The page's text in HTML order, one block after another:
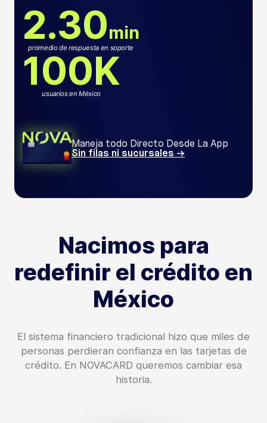
Maneja todo Directo Desde La App
Sin filas ni sucursales →
2.30min
promedio de respuesta en soporte
100K
usuarios en México
Nacimos para
redefinir el crédito en
México
El sistema financiero tradicional hizo que miles de
personas perdieran confianza en las tarjetas de
crédito. En NOVACARD queremos cambiar esa
historia.